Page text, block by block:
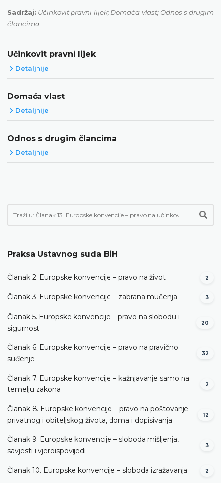
Sadržaj: Učinkovit pravni lijek; Domaća vlast; Odnos s drugim
člancima
Učinkovit pravni lijek
Detaljnije
Domaća vlast
Detaljnije
Odnos s drugim člancima
Detaljnije
Praksa Ustavnog suda BiH
Članak 2. Europske konvencije – pravo na život 2
Članak 3. Europske konvencije – zabrana mučenja 3
Članak 5. Europske konvencije – pravo na slobodu i
sigurnost
20
Članak 6. Europske konvencije – pravo na pravično
suđenje
32
Članak 7. Europske konvencije – kažnjavanje samo na
temelju zakona
2
Članak 8. Europske konvencije – pravo na poštovanje
privatnog i obiteljskog života, doma i dopisivanja
12
Članak 9. Europske konvencije – sloboda mišljenja,
savjesti i vjeroispovijedi
3
Članak 10. Europske konvencije – sloboda izražavanja 2